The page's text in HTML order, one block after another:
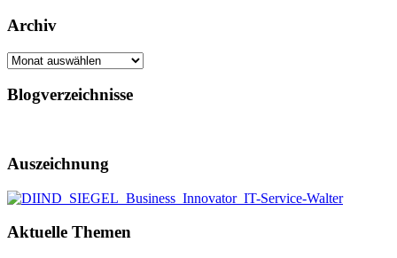
Archiv
Archiv
Blogverzeichnisse
Auszeichnung
Aktuelle Themen